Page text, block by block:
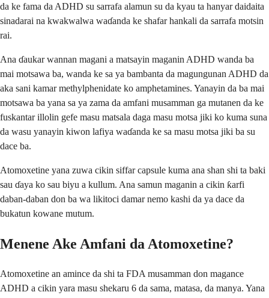
da ke fama da ADHD su sarrafa alamun su da kyau ta hanyar daidaita
sinadarai na kwakwalwa waɗanda ke shafar hankali da sarrafa motsin
rai.
Ana ɗaukar wannan magani a matsayin maganin ADHD wanda ba
mai motsawa ba, wanda ke sa ya bambanta da magungunan ADHD da
aka sani kamar methylphenidate ko amphetamines. Yanayin da ba mai
motsawa ba yana sa ya zama da amfani musamman ga mutanen da ke
fuskantar illolin gefe masu matsala daga masu motsa jiki ko kuma suna
da wasu yanayin kiwon lafiya waɗanda ke sa masu motsa jiki ba su
dace ba.
Atomoxetine yana zuwa cikin siffar capsule kuma ana shan shi ta baki
sau ɗaya ko sau biyu a kullum. Ana samun maganin a cikin ƙarfi
daban-daban don ba wa likitoci damar nemo kashi da ya dace da
bukatun kowane mutum.
Menene Ake Amfani da Atomoxetine?
Atomoxetine an amince da shi ta FDA musamman don magance
ADHD a cikin yara masu shekaru 6 da sama, matasa, da manya. Yana